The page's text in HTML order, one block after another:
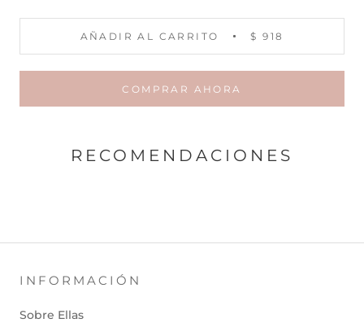
AÑADIR AL CARRITO $ 918
COMPRAR AHORA
RECOMENDACIONES
INFORMACIÓN
Sobre Ellas